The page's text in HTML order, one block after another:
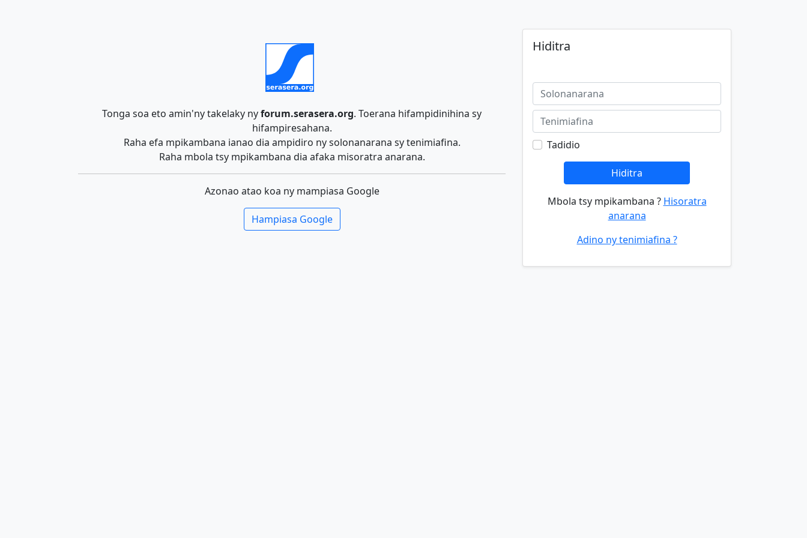
Tonga soa eto amin'ny takelaky nyforum.serasera.org. Toerana hifampidinihina sy
hifampiresahana.
Raha efa mpikambana ianao dia ampidiro ny solonanarana sy tenimiafina.
Raha mbola tsy mpikambana dia afaka misoratra anarana.
Azonao atao koa ny mampiasa Google
Hampiasa Google
Hiditra
Tadidio
Hiditra
Mbola tsy mpikambana ? Hisoratra
anarana
Adino ny tenimiafina ?